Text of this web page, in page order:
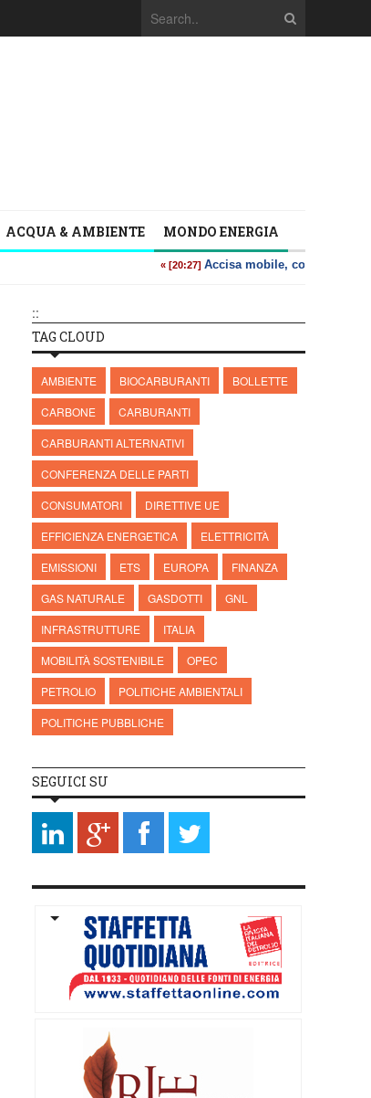
ACQUA & AMBIENTE MONDO ENERGIA
::
TAG CLOUD
AMBIENTE BIOCARBURANTI
BOLLETTE
CARBONE
CARBURANTI
CARBURANTI ALTERNATIVI
CONFERENZA DELLE PARTI
CONSUMATORI
DIRETTIVE UE
EFFICIENZA ENERGETICA
ELETTRICITÀ
EMISSIONI
ETS EUROPA
FINANZA
GAS NATURALE
GASDOTTI
GNL
INFRASTRUTTURE
ITALIA
MOBILITÀ SOSTENIBILE
OPEC
PETROLIO
POLITICHE AMBIENTALI
POLITICHE PUBBLICHE
SEGUICI SU